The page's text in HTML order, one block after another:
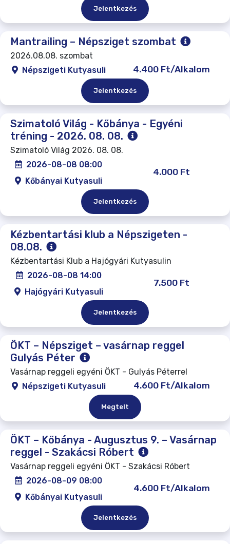
Jelentkezés
Mantrailing – Népsziget szombat
2026.08.08. szombat
Népszigeti Kutyasuli
4.400 Ft/Alkalom
Jelentkezés
Szimatoló Világ - Kőbánya - Egyéni
tréning - 2026. 08. 08.
Szimatoló Világ 2026. 08. 08.
2026-08-08 08:00
Kőbányai Kutyasuli
4.000 Ft
Jelentkezés
Kézbentartási klub a Népszigeten -
08.08.
Kézbentartási Klub a Hajógyári Kutyasulin
2026-08-08 14:00
Hajógyári Kutyasuli
7.500 Ft
Jelentkezés
ÖKT – Népsziget – vasárnap reggel
Gulyás Péter
Vasárnap reggeli egyéni ÖKT - Gulyás Péterrel
Népszigeti Kutyasuli
4.600 Ft/Alkalom
Megtelt
ÖKT – Kőbánya - Augusztus 9. – Vasárnap
reggel - Szakácsi Róbert
Vasárnap reggeli egyéni ÖKT - Szakácsi Róbert
2026-08-09 08:00
Kőbányai Kutyasuli
4.600 Ft/Alkalom
Jelentkezés